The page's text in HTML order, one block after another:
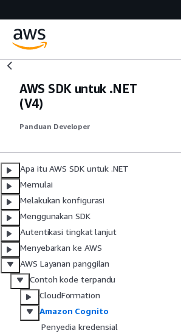
AWS SDK untuk .NET
(V4)
Panduan Developer
Apa itu AWS SDK untuk .NET
Memulai
Melakukan konfigurasi
Menggunakan SDK
Autentikasi tingkat lanjut
Menyebarkan ke AWS
AWS Layanan panggilan
Contoh kode terpandu
CloudFormation
Amazon Cognito
Penyedia kredensial